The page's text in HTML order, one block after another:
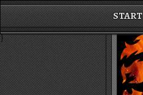
START
}